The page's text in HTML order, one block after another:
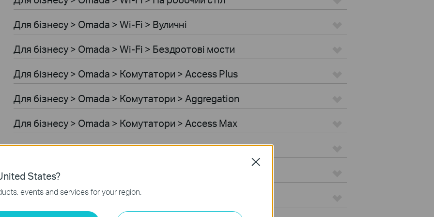
Для бiзнесу > Omada > Wi-Fi > Вуличні
Для бiзнесу > Omada > Wi-Fi > Бездротові мости
Для бiзнесу > Omada > Комутатори > Access Plus
Для бiзнесу > Omada > Комутатори > Aggregation
Для бiзнесу > Omada > Комутатори > Access Max
Для бiзнесу > Omada > Комутатори > Access
Для бiзнесу > Omada > Комутатори > Access Pro
Для бiзнесу > Omada > Wi-Fi > GPON
States?
events and services for your region.
Close